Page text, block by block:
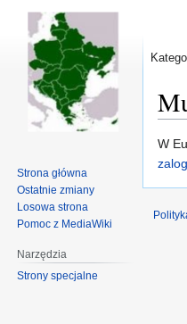
do
do
W
Strona główna
Ostatnie zmiany
Losowa strona
Pomoc z MediaWiki
Narzędzia
Strony specjalne